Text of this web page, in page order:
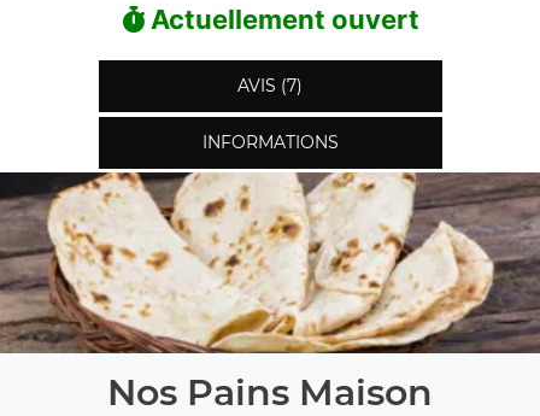
Actuellement ouvert
AVIS (7)
INFORMATIONS
Nos Pains Maison